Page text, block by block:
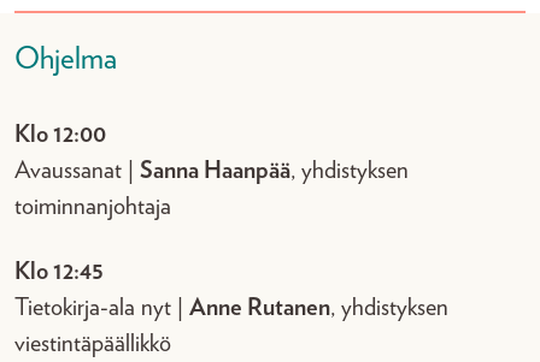
Ohjelma
Klo 12:00
Avaussanat | Sanna Haanpää, yhdistyksen
toiminnanjohtaja
Klo 12:45
Tietokirja-ala nyt | Anne Rutanen, yhdistyksen
viestintäpäällikkö